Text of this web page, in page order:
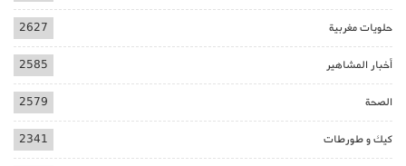
حلويات مغربية 2627
أخبار المشاهير 2585
الصحة 2579
كيك و طورطات 2341